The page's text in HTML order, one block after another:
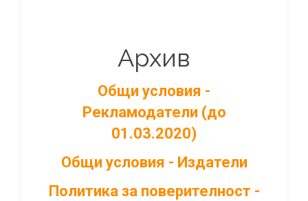
Архив
Общи условия -
Рекламодатели (до
01.03.2020)
Общи условия - Издатели
Политика за поверителност -